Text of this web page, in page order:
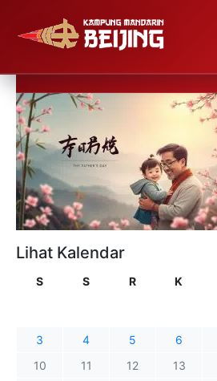
Lihat Kalendar
S S R K
3
4 5 6
10
11 12 13